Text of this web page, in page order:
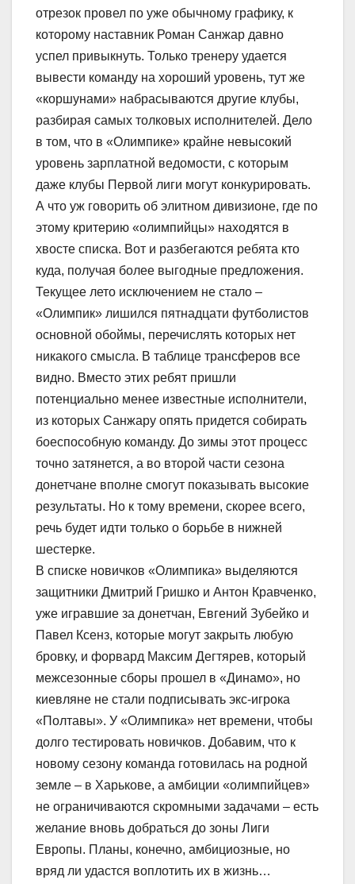
отрезок провел по уже обычному графику, к
которому наставник Роман Санжар давно
успел привыкнуть. Только тренеру удается
вывести команду на хороший уровень, тут же
«коршунами» набрасываются другие клубы,
разбирая самых толковых исполнителей. Дело
в том, что в «Олимпике» крайне невысокий
уровень зарплатной ведомости, с которым
даже клубы Первой лиги могут конкурировать.
А что уж говорить об элитном дивизионе, где по
этому критерию «олимпийцы» находятся в
хвосте списка. Вот и разбегаются ребята кто
куда, получая более выгодные предложения.
Текущее лето исключением не стало –
«Олимпик» лишился пятнадцати футболистов
основной обоймы, перечислять которых нет
никакого смысла. В таблице трансферов все
видно. Вместо этих ребят пришли
потенциально менее известные исполнители,
из которых Санжару опять придется собирать
боеспособную команду. До зимы этот процесс
точно затянется, а во второй части сезона
донетчане вполне смогут показывать высокие
результаты. Но к тому времени, скорее всего,
речь будет идти только о борьбе в нижней
шестерке.
В списке новичков «Олимпика» выделяются
защитники Дмитрий Гришко и Антон Кравченко,
уже игравшие за донетчан, Евгений Зубейко и
Павел Ксенз, которые могут закрыть любую
бровку, и форвард Максим Дегтярев, который
межсезонные сборы прошел в «Динамо», но
киевляне не стали подписывать экс-игрока
«Полтавы». У «Олимпика» нет времени, чтобы
долго тестировать новичков. Добавим, что к
новому сезону команда готовилась на родной
земле – в Харькове, а амбиции «олимпийцев»
не ограничиваются скромными задачами – есть
желание вновь добраться до зоны Лиги
Европы. Планы, конечно, амбициозные, но
вряд ли удастся воплотить их в жизнь…